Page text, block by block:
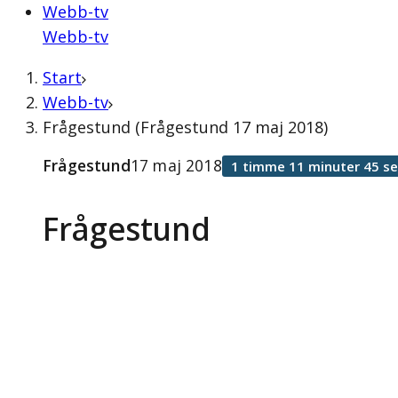
Webb-tv
Webb-tv
Start
Webb-tv
Frågestund (Frågestund 17 maj 2018)
Frågestund
Frågestund17 maj 2018 1 timme 11 minuter 45